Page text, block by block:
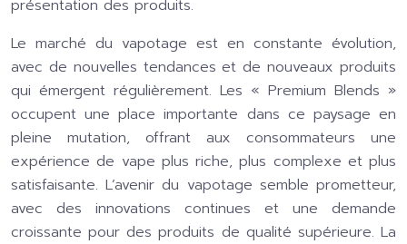
présentation des produits.
Le marché du vapotage est en constante évolution,
avec de nouvelles tendances et de nouveaux produits
qui émergent régulièrement. Les « Premium Blends »
occupent une place importante dans ce paysage en
pleine mutation, offrant aux consommateurs une
expérience de vape plus riche, plus complexe et plus
satisfaisante. L’avenir du vapotage semble prometteur,
avec des innovations continues et une demande
croissante pour des produits de qualité supérieure. La